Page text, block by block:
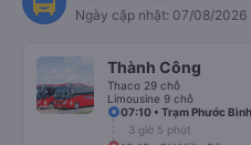
Ngày cập nhật: 07/08/2026
Thành Công
Thaco 29 chỗ
Limousine 9 chỗ
07:10 • Trạm Phước Bình
3 giờ 5 phút